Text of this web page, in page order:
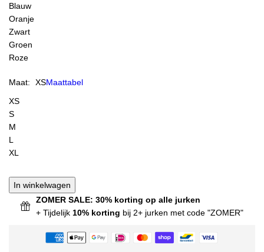
Blauw
Oranje
Zwart
Groen
Roze
Maat: XSMaattabel
XS
S
M
L
XL
In winkelwagen
ZOMER SALE: 30% korting op alle jurken
+ Tijdelijk 10% korting bij 2+ jurken met code "ZOMER"